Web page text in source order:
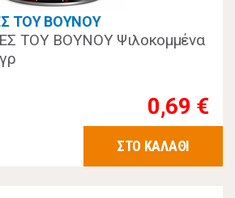
ΤΟΥ ΒΟΥΝΟΥ
ΤΟΥ ΒΟΥΝΟΥ Ψιλοκομμένα
0,69 €
ΣΤΟ ΚΑΛΑΘΙ